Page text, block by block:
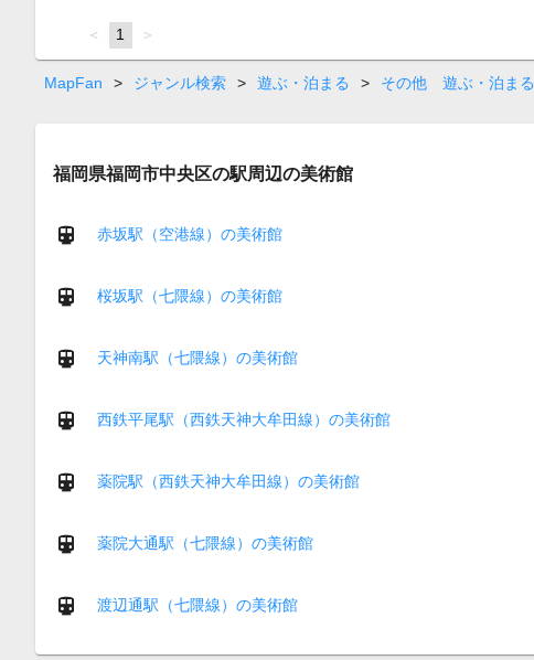
page
You're
on
page
1 page
MapFan > ジャンル検索 > 遊ぶ・泊まる > その他 遊ぶ・泊まる
福岡県福岡市中央区の駅周辺の美術館
赤坂駅（空港線）の美術館
桜坂駅（七隈線）の美術館
天神南駅（七隈線）の美術館
西鉄平尾駅（西鉄天神大牟田線）の美術館
薬院駅（西鉄天神大牟田線）の美術館
薬院大通駅（七隈線）の美術館
渡辺通駅（七隈線）の美術館